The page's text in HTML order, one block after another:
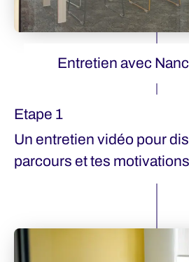
Entretien avec
Etape 1
Un entretien vidéo pour
parcours et tes